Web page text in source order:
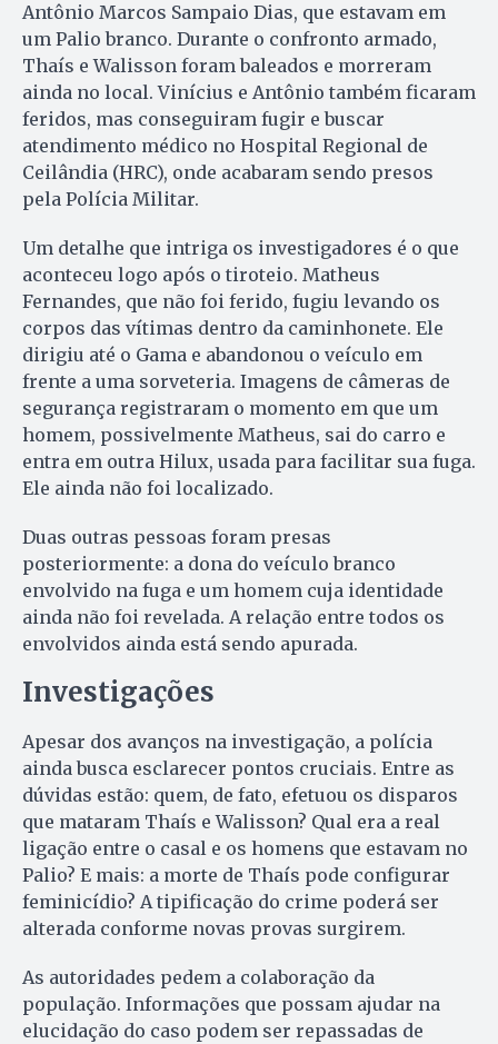
Antônio Marcos Sampaio Dias, que estavam em
um Palio branco. Durante o confronto armado,
Thaís e Walisson foram baleados e morreram
ainda no local. Vinícius e Antônio também ficaram
feridos, mas conseguiram fugir e buscar
atendimento médico no Hospital Regional de
Ceilândia (HRC), onde acabaram sendo presos
pela Polícia Militar.
Um detalhe que intriga os investigadores é o que
aconteceu logo após o tiroteio. Matheus
Fernandes, que não foi ferido, fugiu levando os
corpos das vítimas dentro da caminhonete. Ele
dirigiu até o Gama e abandonou o veículo em
frente a uma sorveteria. Imagens de câmeras de
segurança registraram o momento em que um
homem, possivelmente Matheus, sai do carro e
entra em outra Hilux, usada para facilitar sua fuga.
Ele ainda não foi localizado.
Duas outras pessoas foram presas
posteriormente: a dona do veículo branco
envolvido na fuga e um homem cuja identidade
ainda não foi revelada. A relação entre todos os
envolvidos ainda está sendo apurada.
Investigações
Apesar dos avanços na investigação, a polícia
ainda busca esclarecer pontos cruciais. Entre as
dúvidas estão: quem, de fato, efetuou os disparos
que mataram Thaís e Walisson? Qual era a real
ligação entre o casal e os homens que estavam no
Palio? E mais: a morte de Thaís pode configurar
feminicídio? A tipificação do crime poderá ser
alterada conforme novas provas surgirem.
As autoridades pedem a colaboração da
população. Informações que possam ajudar na
elucidação do caso podem ser repassadas de